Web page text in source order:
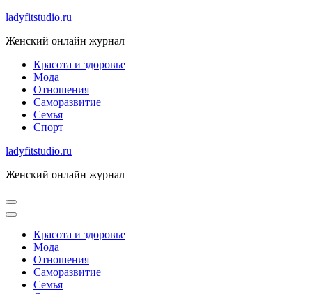
Skip
content
ladyfitstudio.ru
Женский онлайн журнал
Красота и здоровье
Мода
Отношения
Саморазвитие
Семья
Спорт
ladyfitstudio.ru
Женский онлайн журнал
Красота и здоровье
Мода
Отношения
Саморазвитие
Семья